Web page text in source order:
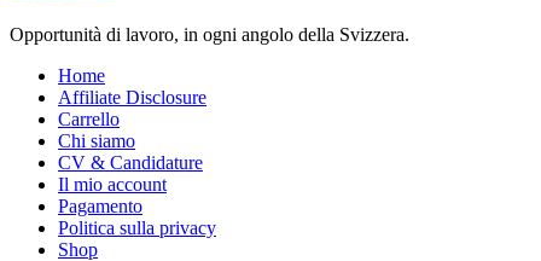
Opportunità di lavoro, in ogni angolo della Svizzera.
Home
Affiliate Disclosure
Carrello
Chi siamo
CV & Candidature
Il mio account
Pagamento
Politica sulla privacy
Shop